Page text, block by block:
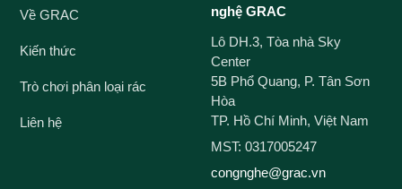
Về GRAC
Kiến thức
Trò chơi phân loại rác
Liên hệ
nghệ GRAC
Lô DH.3, Tòa nhà Sky
Center
5B Phổ Quang, P. Tân Sơn
Hòa
TP. Hồ Chí Minh, Việt Nam
MST: 0317005247
congnghe@grac.vn